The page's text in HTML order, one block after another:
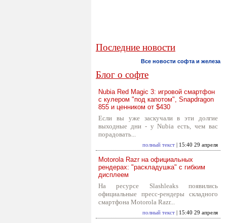
Последние новости
Все новости софта и железа
Блог о софте
Nubia Red Magic 3: игровой смартфон
с кулером "под капотом", Snapdragon
855 и ценником от $430
Если вы уже заскучали в эти долгие
выходные дни - у Nubia есть, чем вас
порадовать...
полный текст | 15:40 29 апреля
Motorola Razr на официальных
рендерах: "раскладушка" с гибким
дисплеем
На ресурсе Slashleaks появились
официальные пресс-рендеры складного
смартфона Motorola Razr...
полный текст | 15:40 29 апреля